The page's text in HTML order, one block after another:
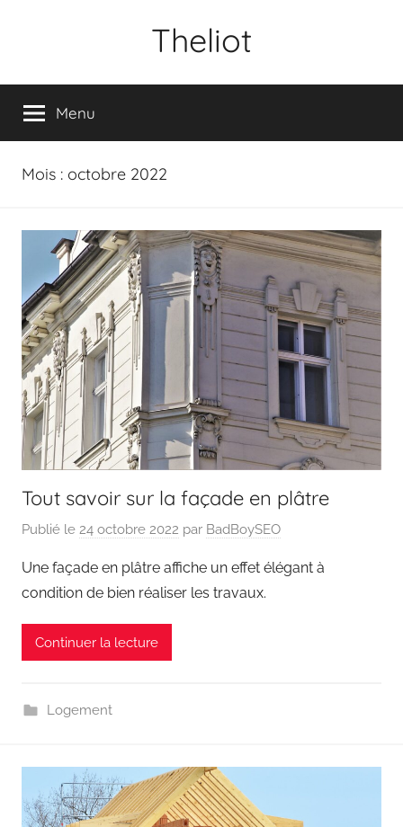
Theliot
Menu
Mois : octobre 2022
Tout savoir sur la façade en plâtre
Publié le 24 octobre 2022 par BadBoySEO
Une façade en plâtre affiche un effet élégant à
condition de bien réaliser les travaux.
Continuer la lecture
Logement